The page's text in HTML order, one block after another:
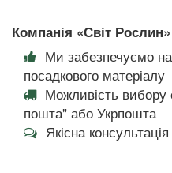
Компанія «Світ
Ми забезпечуємо
посадкового матеріалу
Можливість
пошта" або Укрпошта
Якісна